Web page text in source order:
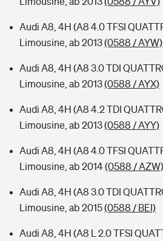
Audi A8, 4H (A8 4.0 TFSI
Limousine, ab 2013(0588 / AYW)
Audi A8, 4H (A8 3.0 TDI
Limousine, ab 2013(0588 / AYX)
Audi A8, 4H (A8 4.2 TDI
Limousine, ab 2013(0588 / AYY)
Audi A8, 4H (A8 4.0 TFSI
Limousine, ab 2014(0588 / AZW)
Audi A8, 4H (A8 3.0 TDI
Limousine, ab 2015(0588 / BEI)
Audi A8, 4H (A8 L 2.0 TFSI